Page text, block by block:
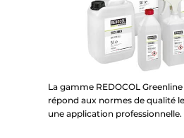
La gamme REDOCOL
répond aux normes de qualité
une application professionnelle.